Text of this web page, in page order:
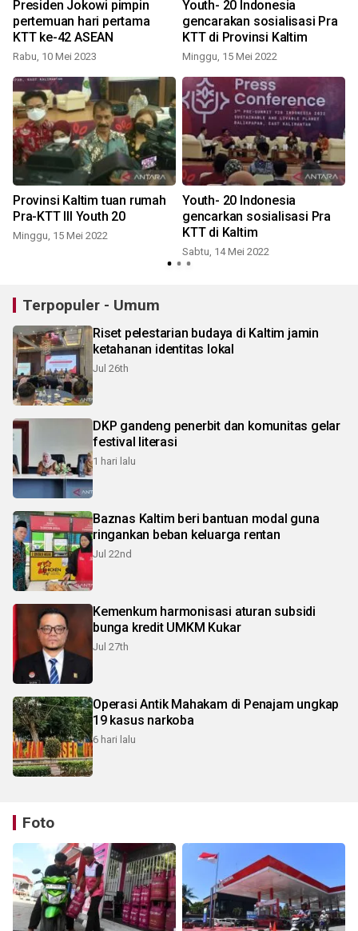
Presiden Jokowi pimpin
pertemuan hari pertama
KTT ke-42 ASEAN
Rabu, 10 Mei 2023
Youth- 20 Indonesia
gencarakan sosialisasi Pra
KTT di Provinsi Kaltim
Minggu, 15 Mei 2022
Provinsi Kaltim tuan rumah
Pra-KTT III Youth 20
Minggu, 15 Mei 2022
Youth- 20 Indonesia
gencarkan sosialisasi Pra
KTT di Kaltim
Sabtu, 14 Mei 2022
Terpopuler - Umum
Riset pelestarian budaya di Kaltim jamin
ketahanan identitas lokal
Jul 26th
DKP gandeng penerbit dan komunitas gelar
festival literasi
1 hari lalu
Baznas Kaltim beri bantuan modal guna
ringankan beban keluarga rentan
Jul 22nd
Kemenkum harmonisasi aturan subsidi
bunga kredit UMKM Kukar
Jul 27th
Operasi Antik Mahakam di Penajam ungkap
19 kasus narkoba
6 hari lalu
Foto